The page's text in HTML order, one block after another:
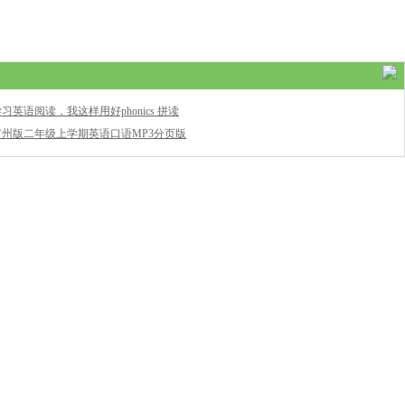
英语阅读，我这样用好phonics 拼读
版二年级上学期英语口语MP3分页版